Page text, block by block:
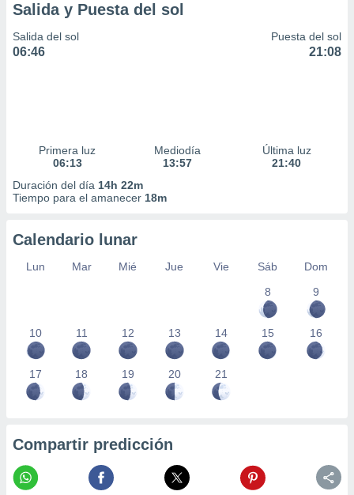
Salida y Puesta del sol
Salida del sol
06:46
Puesta del sol
21:08
Primera luz
06:13
Mediodía
13:57
Última luz
21:40
Duración del día 14h 22m
Tiempo para el amanecer 18m
Calendario lunar
Lun Mar Mié Jue Vie Sáb
Dom
8
9
10 11 12 13 14 15 16
17 18 19 20 21
Compartir predicción